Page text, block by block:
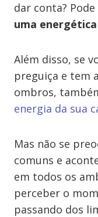
dar conta?
uma energética
Além disso, se
preguiça e tem
ombros,
energia da sua
Mas não se
comuns e
em todos os
perceber o
passando dos